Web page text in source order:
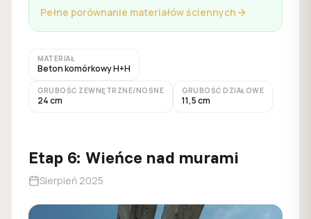
Pełne porównanie materiałów ściennych
MATERIAŁ
Beton komórkowy H+H
GRUBOŚĆ ZEWNĘTRZNE/NOŚNE
24 cm
GRUBOŚĆ DZIAŁOWE
11,5 cm
Etap 6: Wieńce nad murami
Sierpień 2025